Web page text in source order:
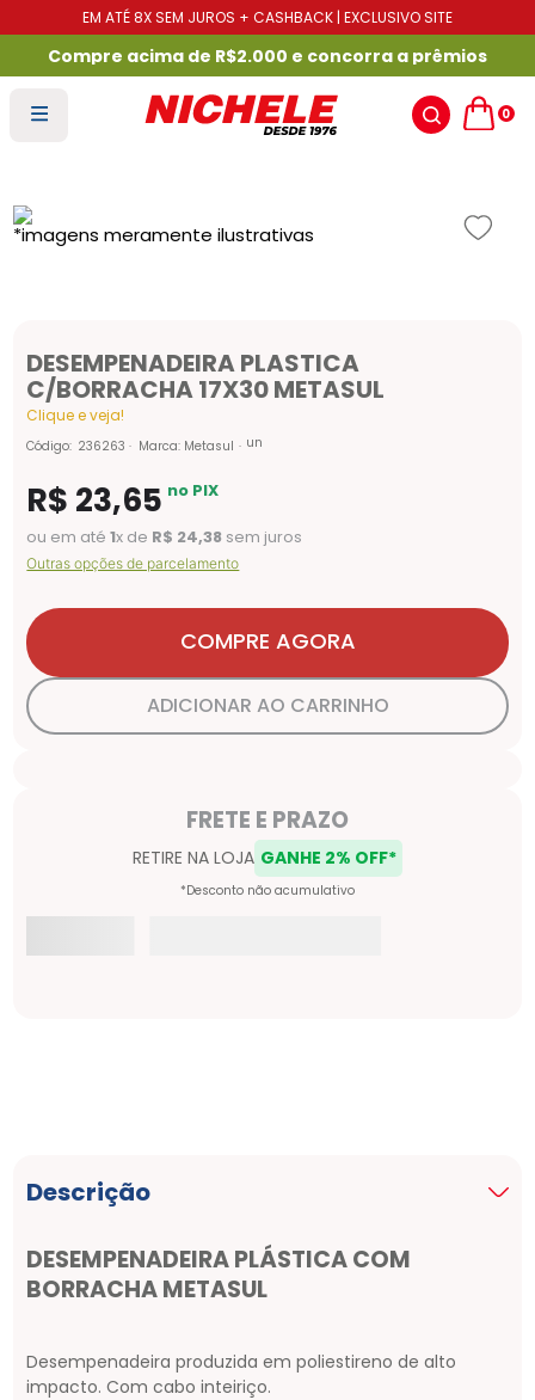
EM ATÉ 8X SEM JUROS + CASHBACK | EXCLUSIVO SITE
Compre acima de R$2.000 e concorra a prêmios
0
DESEMPENADEIRA PLASTICA
C/BORRACHA 17X30 METASUL
Clique e veja!
Código: 236263 Marca: Metasul un
R$ 23,65 no PIX
ou em até1x de R$ 24,38 sem juros
Outras opções de parcelamento
COMPRE AGORA
ADICIONAR AO CARRINHO
Descrição
DESEMPENADEIRA PLÁSTICA COM
BORRACHA METASUL
Desempenadeira produzida em poliestireno de alto
impacto. Com cabo inteiriço.